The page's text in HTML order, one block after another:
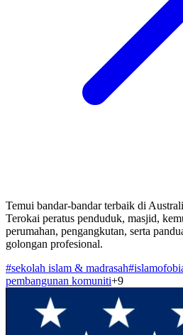
Temui bandar-bandar terbaik di
Terokai peratus penduduk, masjid,
perumahan, pengangkutan, serta
golongan profesional.
#sekolah islam & madrasah#
pembangunan komuniti+9